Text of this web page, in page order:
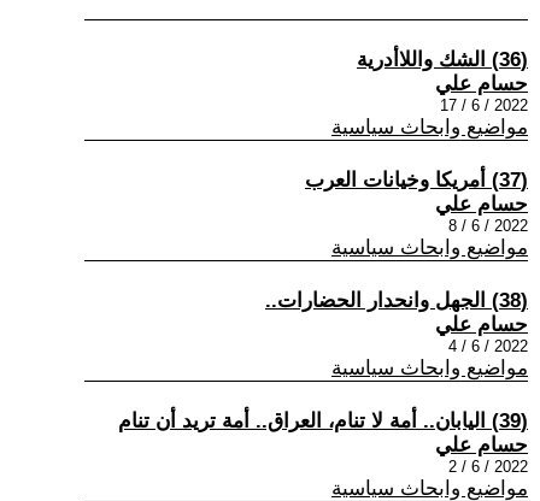
(36) الشك واللاأدرية
حسام علي
2022 / 6 / 17
مواضيع وابحاث سياسية
(37) أمريكا وخيانات العرب
حسام علي
2022 / 6 / 8
مواضيع وابحاث سياسية
(38) الجهل وانحدار الحضارات..
حسام علي
2022 / 6 / 4
مواضيع وابحاث سياسية
(39) اليابان.. أمة لا تنام، العراق.. أمة تريد أن تنام
حسام علي
2022 / 6 / 2
مواضيع وابحاث سياسية